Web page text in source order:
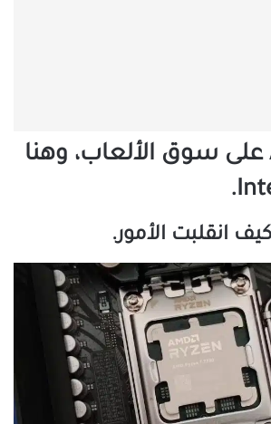
تهيمن AMD على سوق الألعاب، وهنا
انقلبت الأمور.